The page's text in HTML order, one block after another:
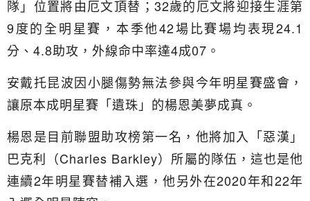
隊」位置將由厄文頂替；32歲的厄文將迎接生涯第
9度的全明星賽，本季他42場比賽場均表現24.1
分、4.8助攻，外線命中率達4成07。
安戴托昆波因小腿傷勢無法參與今年明星賽盛會，
讓原本成明星賽「遺珠」的楊恩美夢成真。
楊恩是目前聯盟助攻榜第一名，他將加入「惡漢」
巴克利（Charles Barkley）所屬的隊伍，這也是他
連續2年明星賽替補入選，他另外在2020年和22年